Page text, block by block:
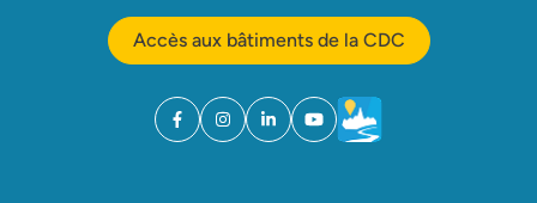
Accès aux bâtiments de la CDC
Facebook
(ouverture dans un nouvel onglet)
Instagram
(ouverture dans un nouvel onglet)
Linkedin
(ouverture dans un nouvel onglet)
YouTube
(ouverture dans un nouvel
Météo
(ouverture dans un